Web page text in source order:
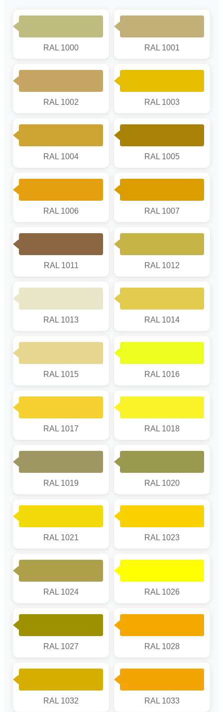
RAL 1000 RAL 1001
RAL 1002 RAL 1003
RAL 1004 RAL 1005
RAL 1006 RAL 1007
RAL 1011 RAL 1012
RAL 1013 RAL 1014
RAL 1015 RAL 1016
RAL 1017 RAL 1018
RAL 1019 RAL 1020
RAL 1021 RAL 1023
RAL 1024 RAL 1026
RAL 1027 RAL 1028
RAL 1032 RAL 1033